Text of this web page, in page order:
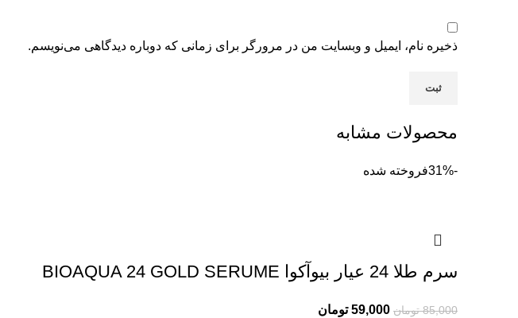
ذخیره نام، ایمیل و وبسایت من در مرورگر برای زمانی که دوباره دیدگاهی می‌نویسم.
محصولات مشابه
-31% فروخته شده
سرم طلا 24 عیار بیوآکوا BIOAQUA 24 GOLD SERUME
85,000 تومان Original
59,000 تومان